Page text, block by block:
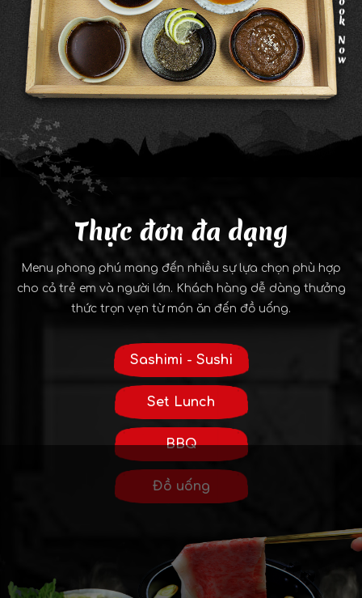
Thực đơn đa dạng
Menu phong phú mang đến nhiều sự lựa chọn phù hợp
cho cả trẻ em và người lớn. Khách hàng dễ dàng thưởng
thức trọn vẹn từ món ăn đến đồ uống.
Sashimi - Sushi
Set Lunch
BBQ
Đồ uống